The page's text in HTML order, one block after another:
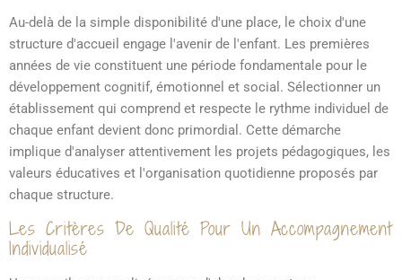
Au-delà de la simple disponibilité d'une place, le choix d'une
structure d'accueil engage l'avenir de l'enfant. Les premières
années de vie constituent une période fondamentale pour le
développement cognitif, émotionnel et social. Sélectionner un
établissement qui comprend et respecte le rythme individuel de
chaque enfant devient donc primordial. Cette démarche
implique d'analyser attentivement les projets pédagogiques, les
valeurs éducatives et l'organisation quotidienne proposés par
chaque structure.
Les Critères De Qualité Pour Un Accompagnement
Individualisé